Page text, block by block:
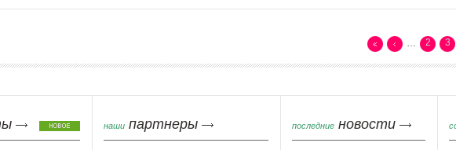
… 2 3
наши партнеры последние новости